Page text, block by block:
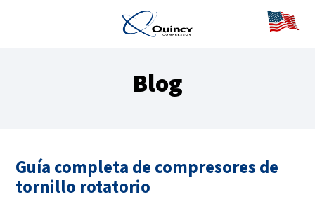
Blog
Guía completa de compresores de
tornillo rotatorio